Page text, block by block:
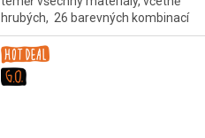
hrubých, 26 barevných kombinací